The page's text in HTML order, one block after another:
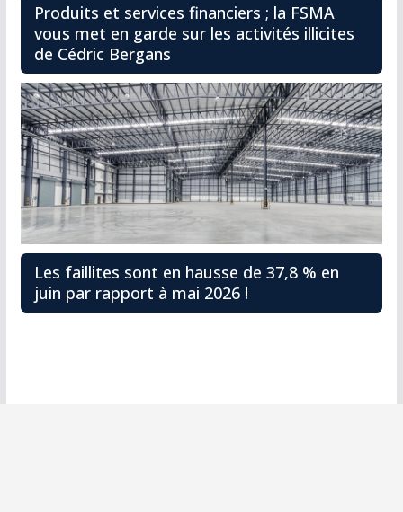
Produits et services financiers ; la FSMA
vous met en garde sur les activités illicites
de Cédric Bergans
Les faillites sont en hausse de 37,8 % en
juin par rapport à mai 2026 !